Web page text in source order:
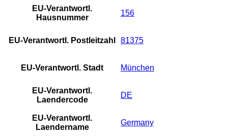
EU-Verantwortl.
Hausnummer
156
EU-Verantwortl. Postleitzahl 81375
EU-Verantwortl. Stadt München
EU-Verantwortl.
Laendercode
DE
EU-Verantwortl.
Laendername
Germany